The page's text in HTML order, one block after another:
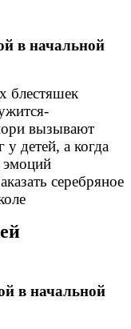
в начальной
блестяшек
вызывают
у детей, а когда
эмоций
серебряное
в начальной